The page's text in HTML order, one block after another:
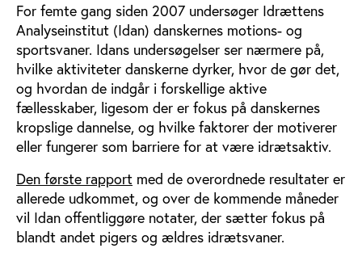
For femte gang siden 2007 undersøger Idrættens
Analyseinstitut (Idan) danskernes motions- og
sportsvaner. Idans undersøgelser ser nærmere på,
hvilke aktiviteter danskerne dyrker, hvor de gør det,
og hvordan de indgår i forskellige aktive
fællesskaber, ligesom der er fokus på danskernes
kropslige dannelse, og hvilke faktorer der motiverer
eller fungerer som barriere for at være idrætsaktiv.
Den første rapport med de overordnede resultater er
allerede udkommet, og over de kommende måneder
vil Idan offentliggøre notater, der sætter fokus på
blandt andet pigers og ældres idrætsvaner.